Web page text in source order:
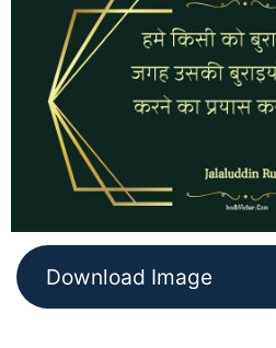
Download Image